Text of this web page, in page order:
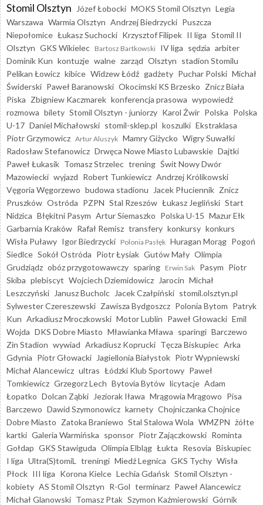
Stomil Olsztyn Józef Łobocki MOKS Stomil Olsztyn Legia
Warszawa Warmia Olsztyn Andrzej Biedrzycki Puszcza
Niepołomice Łukasz Suchocki Krzysztof Filipek II liga Stomil II
Olsztyn GKS Wikielec Bartosz Bartkowski IV liga sędzia arbiter
Dominik Kun kontuzje walne zarząd Olsztyn stadion Stomilu
Pelikan Łowicz kibice Widzew Łódź gadżety Puchar Polski Michał
Świderski Paweł Baranowski Okocimski KS Brzesko Znicz Biała
Piska Zbigniew Kaczmarek konferencja prasowa wypowiedź
rozmowa bilety Stomil Olsztyn - juniorzy Karol Żwir Polska Polska
U-17 Daniel Michałowski stomil-sklep.pl koszulki Ekstraklasa
Piotr Grzymowicz Artur Aluszyk Mamry Giżycko Wigry Suwałki
Radosław Stefanowicz Drwęca Nowe Miasto Lubawskie Dajtki
Paweł Łukasik Tomasz Strzelec trening Świt Nowy Dwór
Mazowiecki wyjazd Robert Tunkiewicz Andrzej Królikowski
Vęgoria Węgorzewo budowa stadionu Jacek Płuciennik Znicz
Pruszków Ostróda PZPN Stal Rzeszów Łukasz Jegliński Start
Nidzica Błękitni Pasym Artur Siemaszko Polska U-15 Mazur Ełk
Garbarnia Kraków Rafał Remisz transfery konkursy konkurs
Wisła Puławy Igor Biedrzycki Polonia Pasłęk Huragan Morąg Pogoń
Siedlce Sokół Ostróda Piotr Łysiak Gutów Mały Olimpia
Grudziądz obóz przygotowawczy sparing Erwin Sak Pasym Piotr
Skiba plebiscyt Wojciech Dziemidowicz Jarocin Michał
Leszczyński
Janusz Bucholc Jacek Czałpiński stomil.olsztyn.pl
Sylwester Czereszewski Zawisza Bydgoszcz Polonia Bytom Patryk
Kun Arkadiusz Mroczkowski Motor Lublin Paweł Głowacki Emil
Wojda DKS Dobre Miasto Mławianka Mława sparingi Barczewo
Zin Stadion wywiad Arkadiusz Koprucki Tęcza Biskupiec Arka
Gdynia Piotr Głowacki Jagiellonia Białystok Piotr Wypniewski
Michał Alancewicz ultras Łódzki Klub Sportowy Paweł
Tomkiewicz Grzegorz Lech Bytovia Bytów licytacje Adam
Łopatko Dolcan Ząbki Jeziorak Iława Mrągowia Mrągowo Pisa
Barczewo Dawid Szymonowicz karnety Chojniczanka Chojnice
Dobre Miasto Zatoka Braniewo Stal Stalowa Wola WMZPN żółte
kartki Galeria Warmińska sponsor Piotr Zajączkowski Rominta
Gołdap GKS Stawiguda Olimpia Elbląg Łukta Resovia Biskupiec
I liga Ultra(S)tomiL treningi Miedź Legnica GKS Tychy Wisła
Płock III liga Korona Kielce Lechia Gdańsk Stomil Olsztyn -
kobiety AS Stomil Olsztyn R-Gol terminarz Paweł Alancewicz
Michał Glanowski Tomasz Ptak Szymon Kaźmierowski Górnik